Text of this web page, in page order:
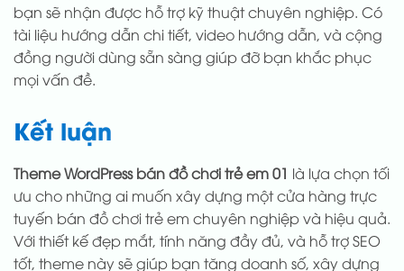
bạn sẽ nhận được hỗ trợ kỹ thuật chuyên nghiệp. Có
tài liệu hướng dẫn chi tiết, video hướng dẫn, và cộng
đồng người dùng sẵn sàng giúp đỡ bạn khắc phục
mọi vấn đề.
Kết luận
Theme WordPress bán đồ chơi trẻ em 01 là lựa chọn tối
ưu cho những ai muốn xây dựng một cửa hàng trực
tuyến bán đồ chơi trẻ em chuyên nghiệp và hiệu quả.
Với thiết kế đẹp mắt, tính năng đầy đủ, và hỗ trợ SEO
tốt, theme này sẽ giúp bạn tăng doanh số, xây dựng